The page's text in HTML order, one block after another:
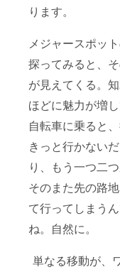
ります。
メジャースポッ
探ってみると、
が見えてくる。
ほどに魅力が増し
自転車に乗ると
きっと行かない
り、もう一つ二つ
そのまた先の路
て行ってしまう
ね。自然に。
単なる移動が、